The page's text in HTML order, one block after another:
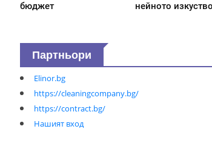
бюджет
нейното изкуство
Партньори
Elinor.bg
https://cleaningcompany.bg/
https://contract.bg/
Нашият вход